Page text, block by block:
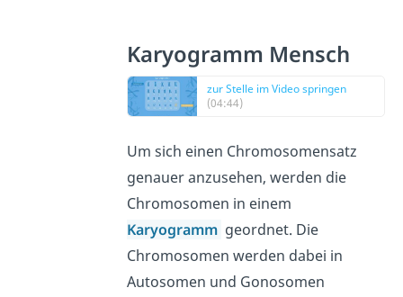
Karyogramm Mensch
zur Stelle im Video springen
(04:44)
Um sich einen Chromosomensatz
genauer anzusehen, werden die
Chromosomen in einem
Karyogramm geordnet. Die
Chromosomen werden dabei in
Autosomen und Gonosomen